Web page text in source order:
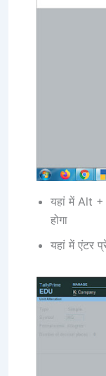
यहां में Alt
होगा
यहां में एंटर